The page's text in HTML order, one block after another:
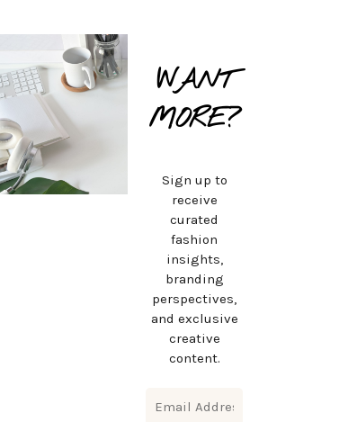
WANT
MORE?
Sign up to
receive
curated
fashion
insights,
branding
perspectives,
and exclusive
creative
content.